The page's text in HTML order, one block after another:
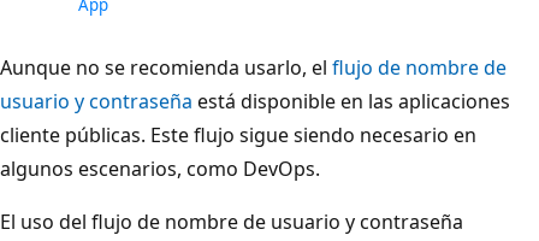
Aunque no se recomienda usarlo, el flujo de nombre de
usuario y contraseña está disponible en las aplicaciones
cliente públicas. Este flujo sigue siendo necesario en
algunos escenarios, como DevOps.
El uso del flujo de nombre de usuario y contraseña